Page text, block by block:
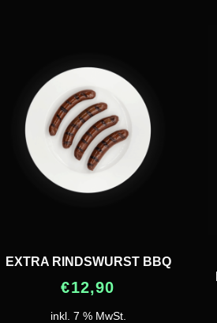
EXTRA RINDSWURST BBQ
€12,90
inkl. 7 % MwSt.